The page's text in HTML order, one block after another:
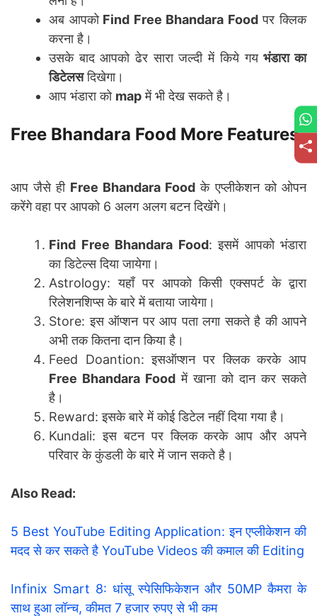
अब आपकोFind Free Bhandara Foodपर क्लिक
करना है।
उसके बाद आपको ढेर सारा जल्दी में किये गयभंडारा का
डिटेलसदिखेगा।
आप भंडारा को mapमें भी देख सकते है।
Free Bhandara Food More Features
आप जैसे हीFree Bhandara Food के एप्लीकेशन को ओपन
करेंगे वहा पर आपको 6 अलग अलग बटन दिखेंगे।
Find Free Bhandara Food: इसमें आपको भंडारा
का डिटेल्स दिया जायेगा।
Astrology: यहाँ पर आपको किसी एक्सपर्ट के द्वारा
रिलेशनशिप्स के बारे में बताया जायेगा।
Store: इस ऑप्शन पर आप पता लगा सकते है की आपने
अभी तक कितना दान किया है।
Feed Doantion: इसऑप्शन पर क्लिक करके आप
Free Bhandara Food में खाना को दान कर सकते
है।
Reward: इसके बारे में कोई डिटेल नहीं दिया गया है।
Kundali: इस बटन पर क्लिक करके आप और अपने
परिवार के कुंडली के बारे में जान सकते है।
Also Read:
5 Best YouTube Editing Application: इन एप्लीकेशन की
मदद से कर सकते है YouTube Videos की कमाल की Editing
Infinix Smart 8: धांसू स्पेसिफिकेशन और 50MP कैमरा के
साथ हुआ लॉन्च, कीमत 7 हजार रुपए से भी कम